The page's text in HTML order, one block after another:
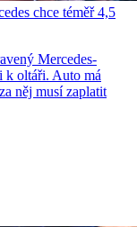
chce téměř 4,5
Mercedes-
k oltáři. Auto má
něj musí zaplatit